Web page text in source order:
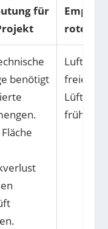
für
rotec
benötigt
freien
früh